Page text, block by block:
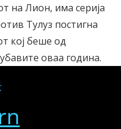
на Лион, има серија
Тулуз постигна
кој беше од
оваа година.